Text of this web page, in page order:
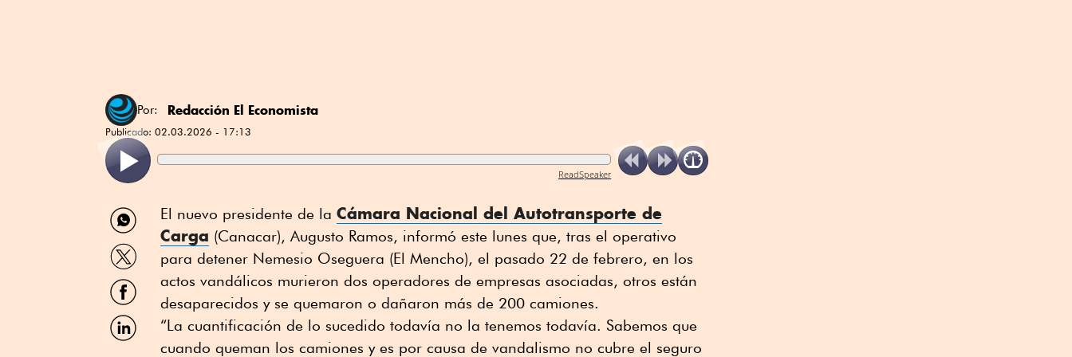
Por: Redacción El Economista
Publicado: 02.03.2026 - 17:13
ReadSpeaker
Compartir
por
WhatsApp
Compartir
por
Twitter
Compartir
por
Facebook
Compartir
por
El nuevo presidente de la Cámara Nacional del Autotransporte de
Carga (Canacar), Augusto Ramos, informó este lunes que, tras el operativo
para detener Nemesio Oseguera (El Mencho), el pasado 22 de febrero, en los
actos vandálicos murieron dos operadores de empresas asociadas, otros están
desaparecidos y se quemaron o dañaron más de 200 camiones.
“La cuantificación de lo sucedido todavía no la tenemos todavía. Sabemos que
cuando queman los camiones y es por causa de vandalismo no cubre el seguro